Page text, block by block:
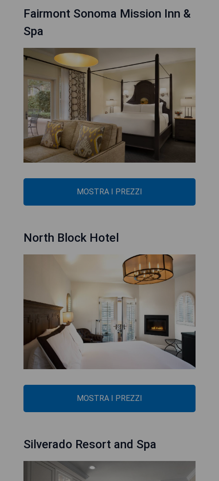
Fairmont Sonoma Mission Inn &
Spa
MOSTRA I PREZZI
North Block Hotel
MOSTRA I PREZZI
Silverado Resort and Spa